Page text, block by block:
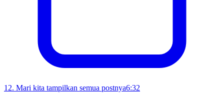
12. Mari kita tampilkan semua postnya6:32